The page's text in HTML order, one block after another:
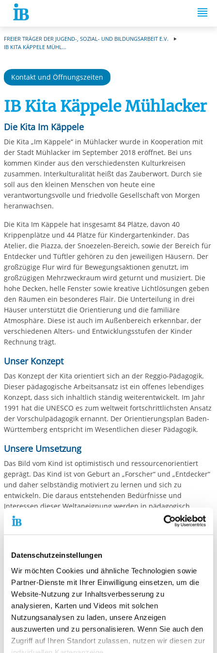
Datenschutzeinstellungen
Wir möchten Cookies und ähnliche Technologien sowie
Partner-Dienste mit Ihrer Einwilligung einsetzen, um die
Website-Nutzung zur Inhaltsverbesserung zu
analysieren, Karten und Videos mit solchen
Nutzungsanalysen zu laden, unsere Anzeigen
auszuwerten und zu personalisieren. Wenn Sie auch den
Zugriff auf Ihren Standort zulassen, nutzen wir diesen zur
Springe zum Inhalt
FREIER TRÄGER DER JUGEND-, SOZIAL- UND BILDUNGSARBEIT E.V.
IB KITA KÄPPELE MÜHL...
Kontakt und Öffnungszeiten
IB Kita Käppele Mühlacker
Die Kita Im Käppele
Die Kita „Im Käppele“ in Mühlacker wurde in Kooperation mit
der Stadt Mühlacker im September 2018 eröffnet. Bei uns
kommen Kinder aus den verschiedensten Kulturkreisen
zusammen. Interkulturalität heißt das Zauberwort. Durch sie
soll aus den kleinen Menschen von heute eine
verantwortungsvolle und friedvolle Gesellschaft von Morgen
heranwachsen.
Die Kita Im Käppele hat insgesamt 84 Plätze, davon 40
Krippenplätze und 44 Plätze für Kindergartenkinder. Das
Atelier, die Piazza, der Snoezelen-Bereich, sowie der Bereich für
Entdecker und Tüftler gehören zu den jeweiligen Häusern. Der
großzügige Flur wird für Bewegungsaktionen genutzt, im
großzügigen Mehrzweckraum wird geturnt und musiziert. Die
hohe Decken, helle Fenster sowie kreative Lichtlösungen geben
den Räumen ein besonderes Flair. Die Unterteilung in drei
Häuser unterstützt die Orientierung und die familiäre
Atmosphäre. Diese ist auch im Außenbereich erkennbar, der
verschiedenen Alters- und Entwicklungsstufen der Kinder
Rechnung trägt.
Unser Konzept
Das Konzept der Kita orientiert sich an der Reggio-Pädagogik.
Dieser pädagogische Arbeitsansatz ist ein offenes lebendiges
Konzept, dass sich inhaltlich ständig weiterentwickelt. Im Jahr
1991 hat die UNESCO es zum weltweit fortschrittlichsten Ansatz
der Vorschulpädagogik ernannt. Der Orientierungsplan Baden-
Württemberg entspricht im Wesentlichen dieser Pädagogik.
Unsere Umsetzung
Das Bild vom Kind ist optimistisch und ressourcenorientiert
geprägt. Das Kind ist von Geburt an „Forscher“ und „Entdecker“
und daher selbständig motiviert zu lernen und sich zu
entwickeln. Die daraus entstehenden Bedürfnisse und
Interessen dieser Weltaneignung werden in pädagogisch
begleiteten Impulsen aufgegriffen und umgesetzt, woraus sich
unterschiedlich ausgeprägte Projektarbeiten entwickeln
können. Die Auseinandersetzung vielfältiger Themen werden
Sprachen“ begleitet. Die pädagogischen Begleiter der
Entwicklung des Kindes dokumentieren ihre detaillierten
Beobachtungen sehr genau. Sie gestalten im Dialog auf
Augenhöhe mit den Erziehungspartnern (Kind, Eltern, Team)
neue Impulse.
Zusatzprogramme
Über das Projekt "Starke Kinder" erfahren unsere Eltern und
Kinder besondere Unterstützung. Individuelle Begleitung und